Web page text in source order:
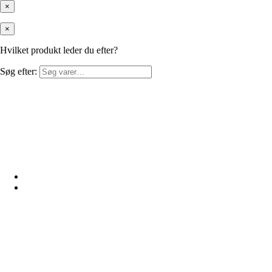
×
×
Hvilket produkt leder du efter?
Søg efter: